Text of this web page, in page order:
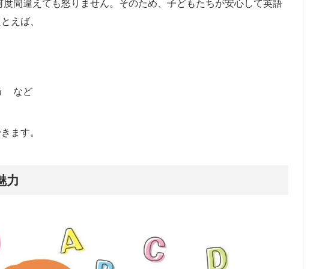
間違えても怒りません。そのため、子どもたちが安心して英語
えば、
など
ます。
力